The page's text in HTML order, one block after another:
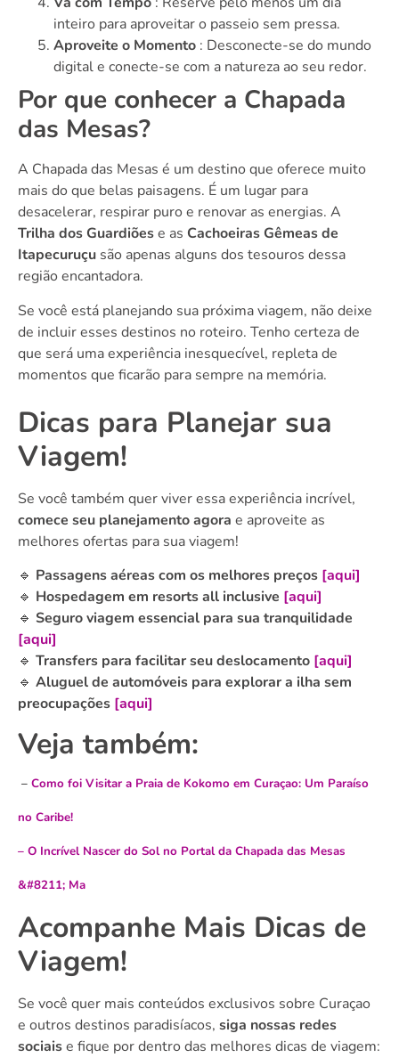
inteiro para aproveitar o passeio sem pressa.
Aproveite o Momento : Desconecte-se do mundo
digital e conecte-se com a natureza ao seu redor.
Por que conhecer a Chapada
das Mesas?
A Chapada das Mesas é um destino que oferece muito
mais do que belas paisagens. É um lugar para
desacelerar, respirar puro e renovar as energias. A
Trilha dos Guardiõese as Cachoeiras Gêmeas de
Itapecuruçu são apenas alguns dos tesouros dessa
região encantadora.
Se você está planejando sua próxima viagem, não deixe
de incluir esses destinos no roteiro. Tenho certeza de
que será uma experiência inesquecível, repleta de
momentos que ficarão para sempre na memória.
Dicas para Planejar sua
Viagem!
Se você também quer viver essa experiência incrível,
comece seu planejamento agora e aproveite as
melhores ofertas para sua viagem!
🔹 Passagens aéreas com os melhores preços [aqui]
🔹 Hospedagem em resorts all inclusive [aqui]
🔹 Seguro viagem essencial para sua tranquilidade
[aqui]
🔹 Transfers para facilitar seu deslocamento [aqui]
🔹 Aluguel de automóveis para explorar a ilha sem
preocupações [aqui]
Veja também:
– Como foi Visitar a Praia de Kokomo em Curaçao: Um Paraíso
no Caribe!
– O Incrível Nascer do Sol no Portal da Chapada das Mesas
&#8211; Ma
Acompanhe Mais Dicas de
Viagem!
Se você quer mais conteúdos exclusivos sobre Curaçao
e outros destinos paradisíacos, siga nossas redes
sociaise fique por dentro das melhores dicas de viagem: